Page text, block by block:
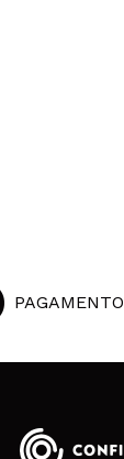
PAGAMENTO